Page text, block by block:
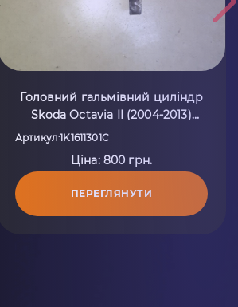
Головний гальмівний циліндр
Skoda Octavia II (2004-2013)
1K1611301C
Артикул:1K1611301C
Ціна: 800 грн.
ПЕРЕГЛЯНУТИ